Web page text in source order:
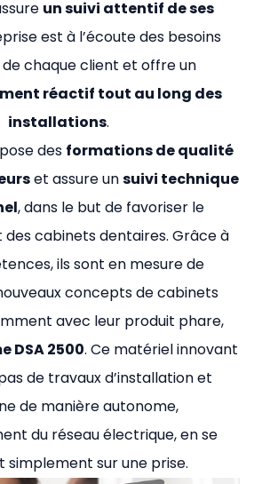
un suivi attentif de ses
est à l’écoute des besoins
chaque client et offre un
réactif tout au long des
installations.
des formations de qualité
et assure unsuivi technique
, dans le but de favoriser le
cabinets dentaires. Grâce à
ils sont en mesure de
concepts de cabinets
avec leur produit phare,
DSA 2500. Ce matériel innovant
de travaux d’installation et
de manière autonome,
du réseau électrique, en se
simplement sur une prise.